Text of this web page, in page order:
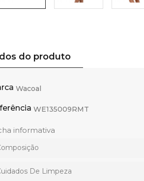
do produto
Wacoal
WE135009RMT
informativa
De Limpeza